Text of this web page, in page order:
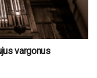
vargonus